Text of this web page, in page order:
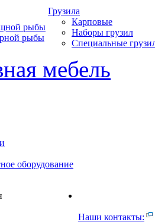
рыбы
рыбы
Грузила
Карповые
Наборы грузил
Специальные
мебель
оборудование
Наши контакты: